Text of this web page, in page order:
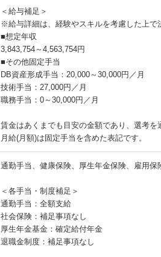
＜給与補足＞
※給与詳細は、経験やスキルを考慮した上で
■想定年収
3,843,754～4,563,754円
■その他固定手当
DB資産形成手当：20,000～30,000円／月
技術手当：27,000円／月
職務手当：0～30,000円／月
賃金はあくまでも目安の金額であり、選考を
月給(月額)は固定手当を含めた表記です。
通勤手当、健康保険、厚生年金保険、雇用
＜各手当・制度補足＞
通勤手当：全額支給
社会保険：補足事項なし
厚生年金基金：確定給付年金
退職金制度：補足事項なし